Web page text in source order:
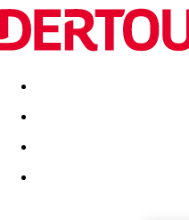
Destinatii Vacanta perfecta